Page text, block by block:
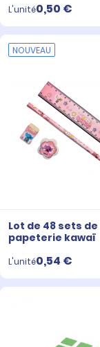
L'unité0,50 €
NOUVEAU
Lot de 48 sets de
papeterie kawaï
L'unité0,54 €